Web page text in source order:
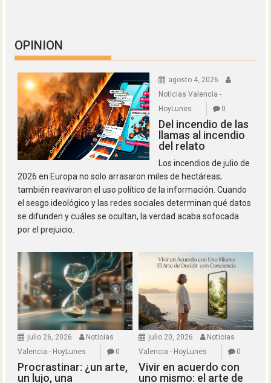
OPINION
agosto 4, 2026
Noticias Valencia -
HoyLunes
0
Del incendio de las
llamas al incendio
del relato
Los incendios de julio de
2026 en Europa no solo arrasaron miles de hectáreas;
también reavivaron el uso político de la información. Cuando
el sesgo ideológico y las redes sociales determinan qué datos
se difunden y cuáles se ocultan, la verdad acaba sofocada
por el prejuicio.
julio 26, 2026
Noticias
Valencia - HoyLunes
0
Procrastinar: ¿un arte,
un lujo, una
julio 20, 2026
Noticias
Valencia - HoyLunes
0
Vivir en acuerdo con
uno mismo: el arte de